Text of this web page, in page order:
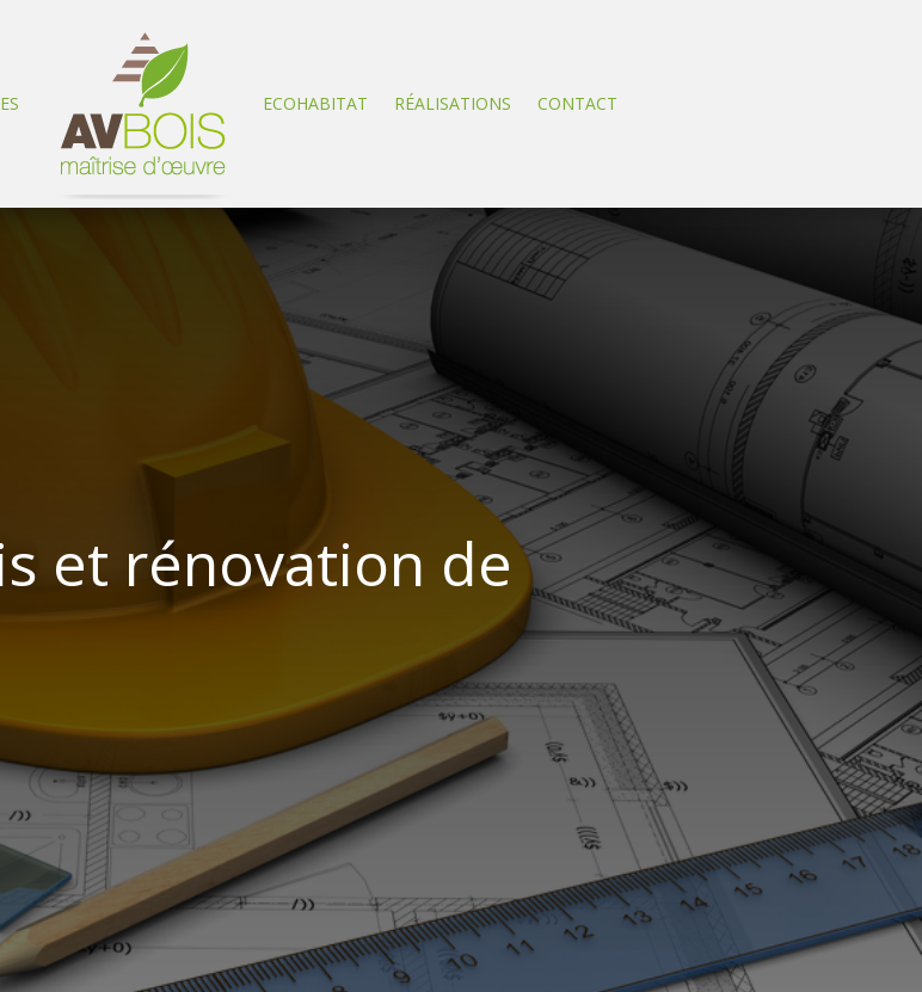
ECOHABITAT RÉALISATIONS CONTACT
et rénovation de